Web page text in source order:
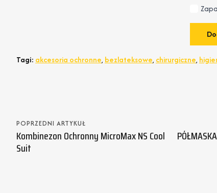
Tagi: akcesoria ochronne, bezlateksowe, chirurgiczne,
POPRZEDNI ARTYKUŁ
Kombinezon Ochronny MicroMax NS Cool
Suit